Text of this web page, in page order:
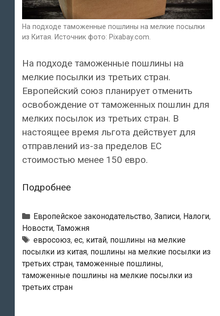
На подходе таможенные пошлины на мелкие посылки
из Китая. Источник фото: Pixabay.com.
На подходе таможенные пошлины на
мелкие посылки из третьих стран.
Европейский cоюз планирует отменить
освобождение от таможенных пошлин для
мелких посылок из третьих стран. В
настоящее время льгота действует для
отправлений из-за пределов ЕС
стоимостью менее 150 евро.
ПодробнееЕС
в
ускоренном
порядке
ввести
таможенные
пошлины
Рубрики
Европейское законодательство, Записи, Налоги,
Новости, Таможня
Тэги
евросоюз, ес, китай, пошлины на мелкие
посылки из китая, пошлины на мелкие посылки из
третьих стран,таможенные пошлины,
таможенные пошлины на мелкие посылки из
третьих стран